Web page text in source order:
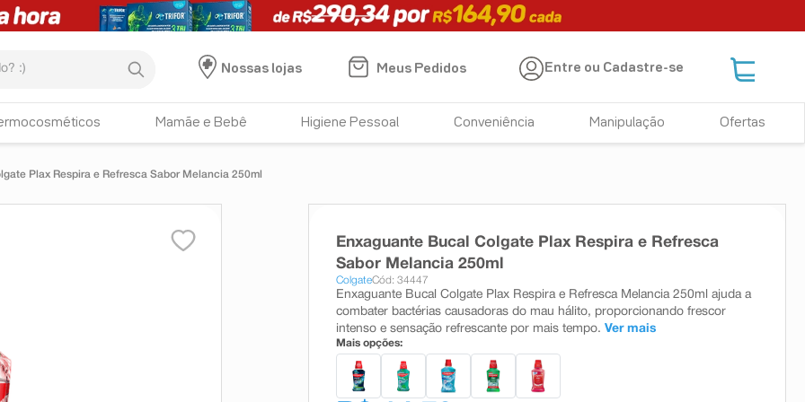
Nossas lojas
Meus Pedidos Entre ou Cadastre-se
Mamãe e Bebê Higiene Pessoal Conveniência Manipulação Ofertas
Plax Respira e Refresca Sabor Melancia 250ml
Enxaguante Bucal Colgate Plax Respira e Refresca
Sabor Melancia 250ml
ColgateCód: 34447
Enxaguante Bucal Colgate Plax Respira e Refresca Melancia 250ml ajuda a
combater bactérias causadoras do mau hálito, proporcionando frescor
intenso e sensação refrescante por mais tempo. Ver mais
Mais opções: